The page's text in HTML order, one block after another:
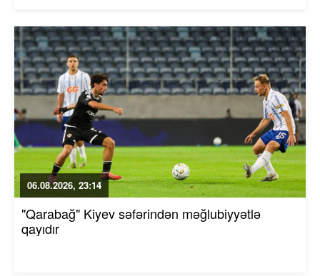
06.08.2026, 23:14
"Qarabağ" Kiyev səfərindən məğlubiyyətlə
qayıdır